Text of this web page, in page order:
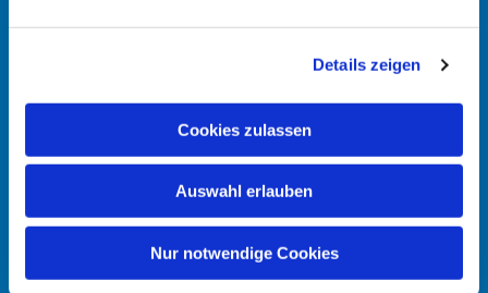
Details zeigen
Cookies zulassen
Auswahl erlauben
Nur notwendige Cookies